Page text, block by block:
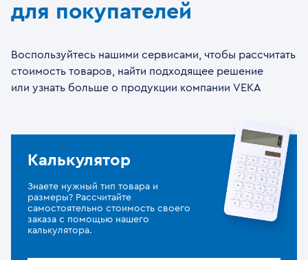
для покупателей
Воспользуйтесь нашими сервисами, чтобы рассчитать
стоимость товаров, найти подходящее решение
или узнать больше о продукции компании VEKA
Калькулятор
Знаете нужный тип товара и
размеры? Рассчитайте
самостоятельно стоимость своего
заказа с помощью нашего
калькулятора.